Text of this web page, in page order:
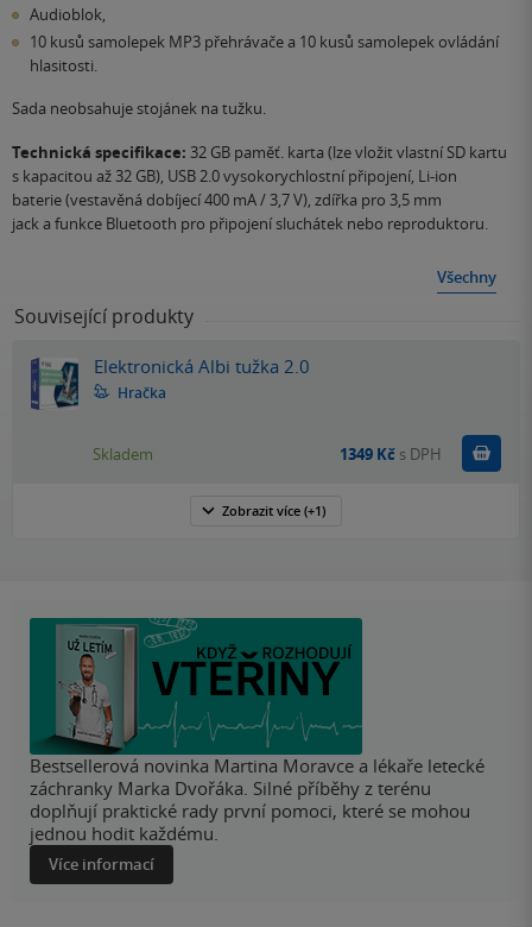
Audioblok,
10 kusů samolepek MP3 přehrávače a 10 kusů samolepek ovládání
hlasitosti.
Sada neobsahuje stojánek na tužku.
Technická specifikace: 32 GB paměť. karta (lze vložit vlastní SD kartu
s kapacitou až 32 GB), USB 2.0 vysokorychlostní připojení, Li-ion
baterie (vestavěná dobíjecí 400 mA / 3,7 V), zdířka pro 3,5 mm
jack a funkce Bluetooth pro připojení sluchátek nebo reproduktoru.
Všechny
Související produkty
Elektronická Albi tužka 2.0
Hračka
Skladem 1349 Kč s DPH
Zobrazit více (+1)
Bestsellerová novinka Martina Moravce a lékaře letecké
záchranky Marka Dvořáka. Silné příběhy z terénu
doplňují praktické rady první pomoci, které se mohou
jednou hodit každému.
Více informací